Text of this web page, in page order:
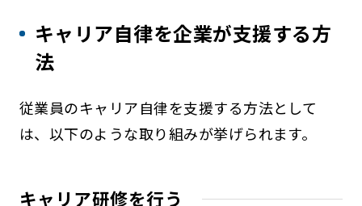
キャリア自律を企業が支援する方
法
従業員のキャリア自律を支援する方法として
は、以下のような取り組みが挙げられます。
キャリア研修を行う